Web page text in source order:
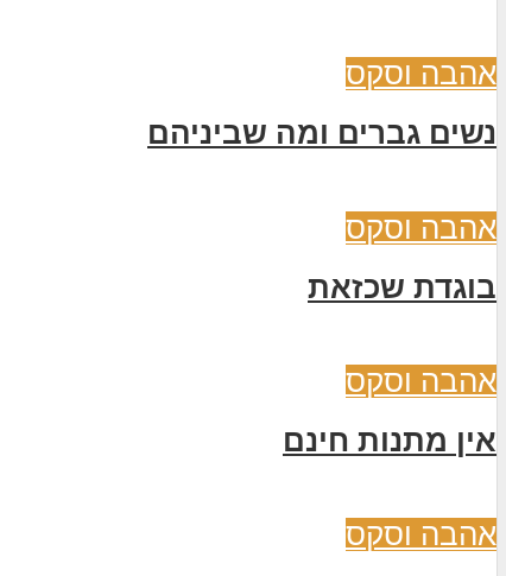
אהבה וסקס
נשים גברים ומה שביניהם
אהבה וסקס
בוגדת שכזאת
אהבה וסקס
אין מתנות חינם
אהבה וסקס